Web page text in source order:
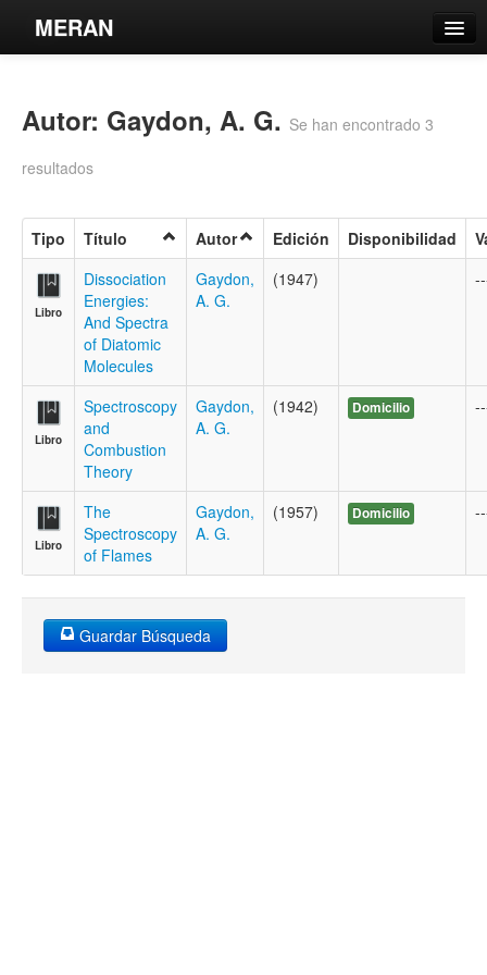
MERAN
Búsqueda Avanzada
Contacto
Iniciar sesión
Autor: Gaydon, A. G. Se han encontrado 3
resultados
Tipo Título Autor Edición Disponibilidad
Libro
Dissociation
Energies:
And Spectra
of Diatomic
Molecules
Gaydon,
A. G.
(1947)
Libro
Spectroscopy
and
Combustion
Theory
Gaydon,
A. G.
(1942) Domicilio
Libro
The
Spectroscopy
of Flames
Gaydon,
A. G.
(1957) Domicilio
Guardar Búsqueda